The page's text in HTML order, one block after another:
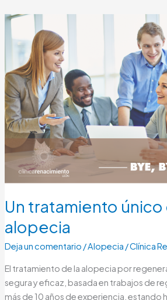
Un tratamiento único
alopecia
Deja un comentario /Alopecia /Clínica
El tratamiento de la alopecia por
segura y eficaz, basada en trabajos de
más de 10 años de experiencia, estando
Un
tratamiento
contra
la
alopecia